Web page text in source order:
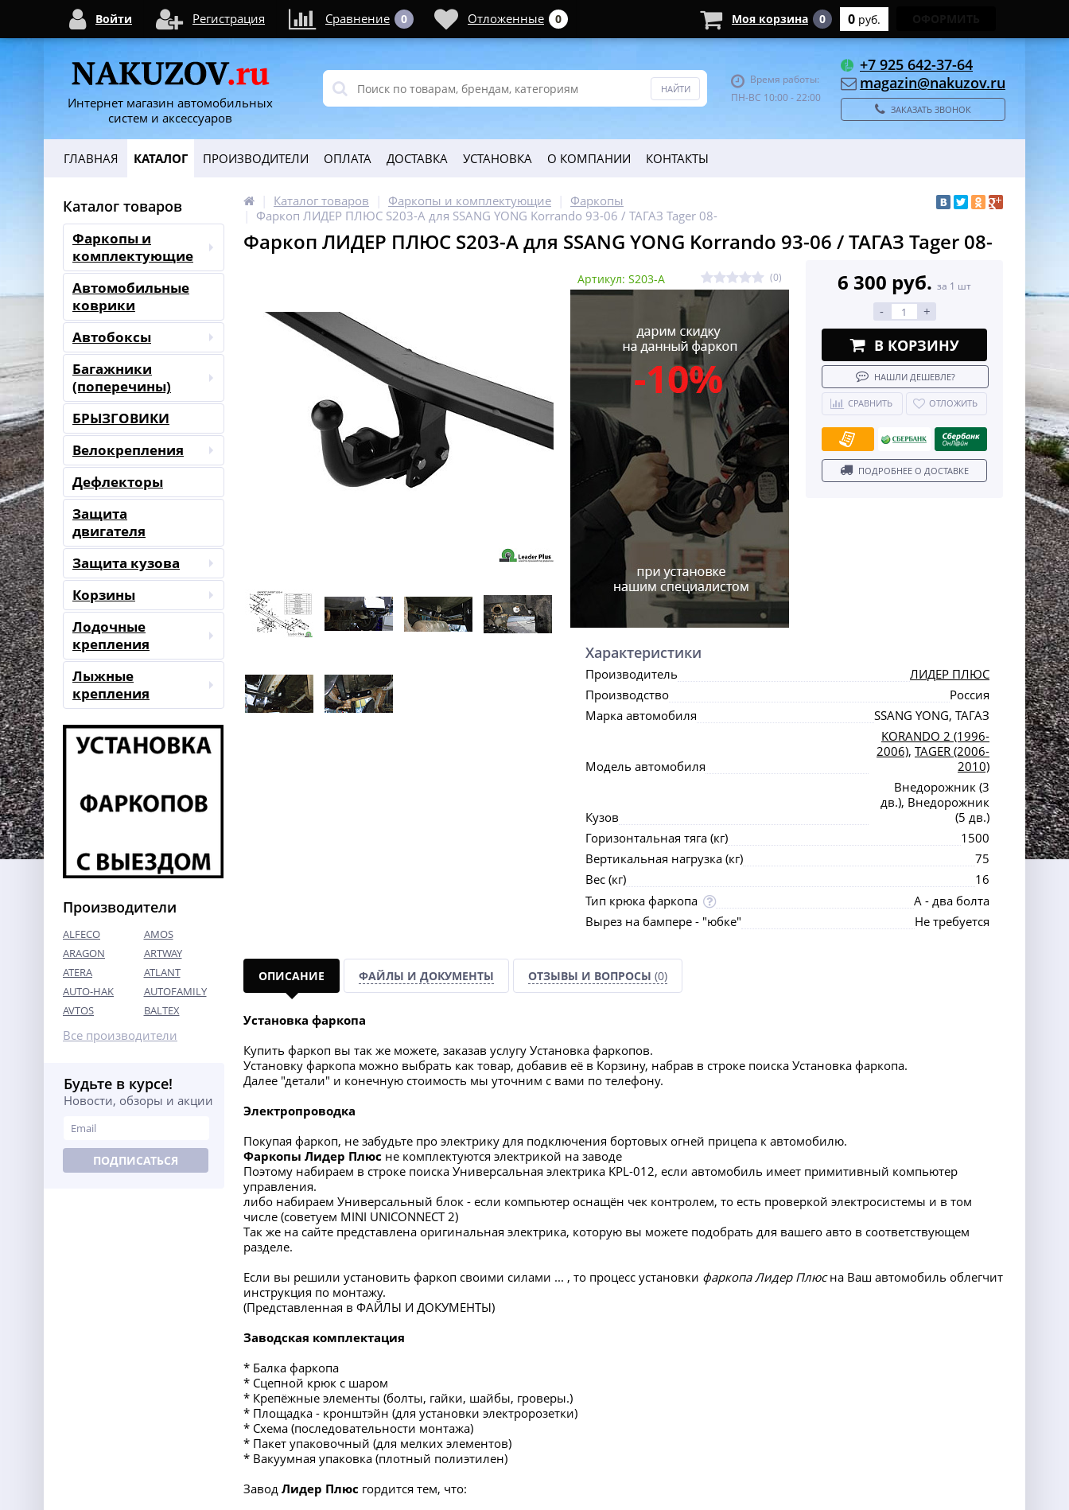
Интернет магазин автомобильных
систем и аксессуаров
Время работы:
ПН-ВС 10:00 - 22:00
+7 925 642-37-64
magazin@nakuzov.ru
ЗАКАЗАТЬ ЗВОНОК
ГЛАВНАЯ КАТАЛОГ ПРОИЗВОДИТЕЛИ ОПЛАТА ДОСТАВКА УСТАНОВКА О КОМПАНИИ КОНТАКТЫ
Каталог товаров
Фаркопы и
комплектующие
Автомобильные
коврики
Автобоксы
Багажники
(поперечины)
БРЫЗГОВИКИ
Велокрепления
Дефлекторы
Защита
двигателя
Защита кузова
Корзины
Лодочные
крепления
Лыжные
крепления
Производители
ALFECO
AMOS
ARAGON
ARTWAY
ATERA
ATLANT
AUTO-HAK
AUTOFAMILY
AVTOS
BALTEX
Все производители
Будьте в курсе!
Новости, обзоры и акции
ПОДПИСАТЬСЯ
Каталог товаров Фаркопы и комплектующие
Фаркопы
Фаркоп ЛИДЕР ПЛЮС S203-A для SSANG YONG Korrando 93-06 / ТАГАЗ Tager 08-
Фаркоп ЛИДЕР ПЛЮС S203-A для SSANG YONG Korrando 93-06 / ТАГАЗ Tager 08-
Артикул: S203-A (0) 6 300 руб. за 1 шт
- +
В КОРЗИНУ
НАШЛИ ДЕШЕВЛЕ?
СРАВНИТЬ ОТЛОЖИТЬ
ПОДРОБНЕЕ О ДОСТАВКЕ
Характеристики
Производитель
ЛИДЕР ПЛЮС
Производство
Россия
Марка автомобиля
SSANG YONG, ТАГАЗ
Модель автомобиля
KORANDO 2 (1996-
2006), TAGER (2006-
2010)
Кузов
Внедорожник (3
дв.), Внедорожник
(5 дв.)
Горизонтальная тяга (кг)
1500
Вертикальная нагрузка (кг)
75
Вес (кг)
16
Тип крюка фаркопа
А - два болта
Вырез на бампере - "юбке"
Не требуется
ОПИСАНИЕ ФАЙЛЫ И ДОКУМЕНТЫ ОТЗЫВЫ И ВОПРОСЫ (0)
Установка фаркопа
Купить фаркоп вы так же можете, заказав услугу Установка фаркопов.
Установку фаркопа можно выбрать как товар, добавив её в Корзину, набрав в строке поиска Установка фаркопа.
Далее "детали" и конечную стоимость мы уточним с вами по телефону.
Электропроводка
Покупая фаркоп, не забудьте про электрику для подключения бортовых огней прицепа к автомобилю.
Фаркопы Лидер Плюс не комплектуются электрикой на заводе
Поэтому набираем в строке поиска Универсальная электрика KPL-012, если автомобиль имеет примитивный компьютер
управления.
либо набираем Универсальный блок - если компьютер оснащён чек контролем, то есть проверкой электросистемы и в том
числе (советуем MINI UNICONNECT 2)
Так же на сайте представлена оригинальная электрика, которую вы можете подобрать для вашего авто в соответствующем
разделе.
Если вы решили установить фаркоп своими силами ... , то процесс установки фаркопа Лидер Плюсна Ваш автомобиль облегчит
инструкция по монтажу.
(Представленная в ФАЙЛЫ И ДОКУМЕНТЫ)
Заводская комплектация
* Балка фаркопа
* Сцепной крюк с шаром
* Крепёжные элементы (болты, гайки, шайбы, гроверы.)
* Площадка - кронштэйн (для установки электророзетки)
* Схема (последовательности монтажа)
* Пакет упаковочный (для мелких элементов)
* Вакуумная упаковка (плотный полиэтилен)
Завод Лидер Плюс гордится тем, что:
Войти Регистрация Сравнение 0 Отложенные 0 Моя корзина 0 0 руб.